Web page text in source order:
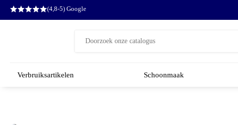
(4,8-5) Google
Zoeken
Verbruiksartikelen Schoonmaak